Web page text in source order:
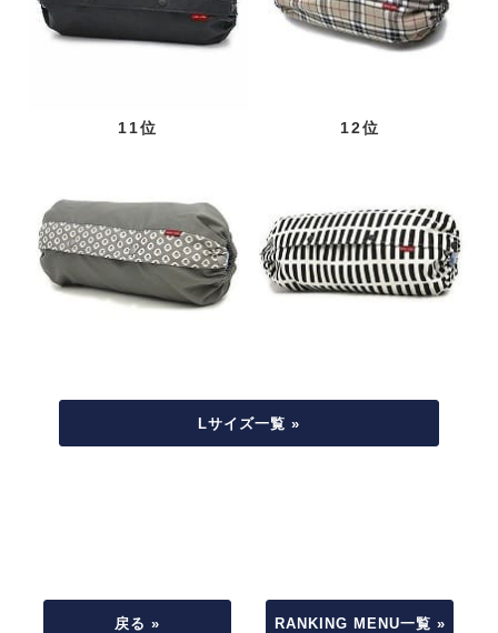
11位 12位
Lサイズ一覧 »
戻る » RANKING MENU一覧 »